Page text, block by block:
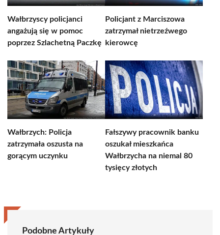
Wałbrzyscy policjanci
angażują się w pomoc
poprzez Szlachetną Paczkę
Policjant z Marciszowa
zatrzymał nietrzeźwego
kierowcę
Wałbrzych: Policja
zatrzymała oszusta na
gorącym uczynku
Fałszywy pracownik banku
oszukał mieszkańca
Wałbrzycha na niemal 80
tysięcy złotych
Podobne Artykuły